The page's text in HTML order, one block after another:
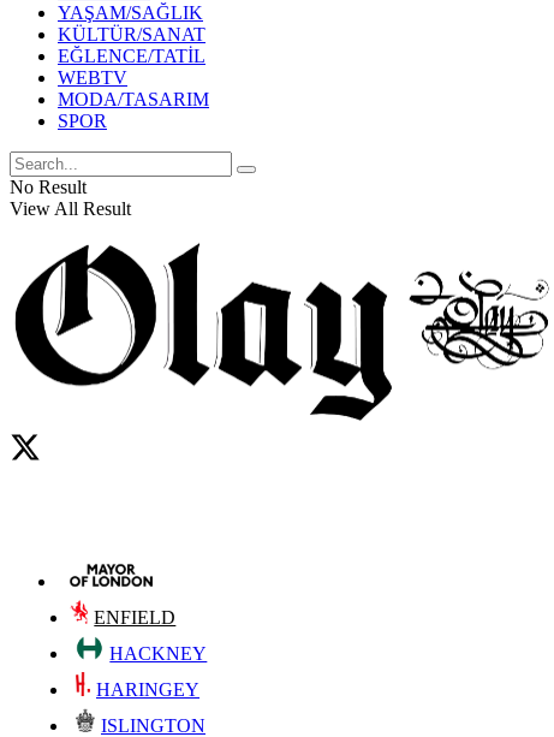
YAŞAM/SAĞLIK
KÜLTÜR/SANAT
EĞLENCE/TATİL
WEBTV
MODA/TASARIM
SPOR
No Result
View All Result
ENFIELD
HACKNEY
HARINGEY
ISLINGTON